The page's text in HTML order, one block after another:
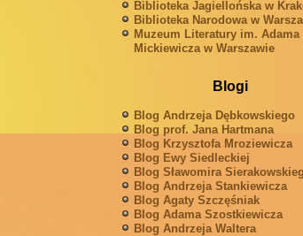
Biblioteka Jagiellońska w
Biblioteka Narodowa w
Muzeum Literatury im. Adama
Mickiewicza w Warszawie
Blogi
Blog Andrzeja Dębkowskiego
Blog prof. Jana Hartmana
Blog Krzysztofa Mroziewicza
Blog Ewy Siedleckiej
Blog Sławomira
Blog Andrzeja Stankiewicza
Blog Agaty Szczęśniak
Blog Adama Szostkiewicza
Blog Andrzeja Waltera